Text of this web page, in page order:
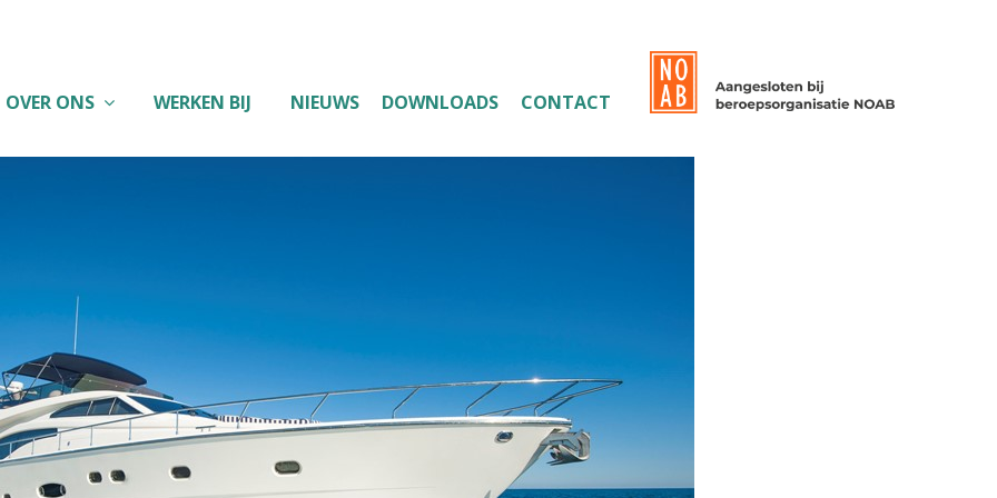
OVER ONS WERKEN BIJ NIEUWS DOWNLOADS CONTACT